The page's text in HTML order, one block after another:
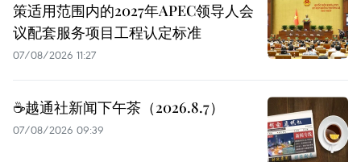
策适用范围内的2027年APEC领导人会
议配套服务项目工程认定标准
07/08/2026 11:27
☕️越通社新闻下午茶（2026.8.7）
07/08/2026 09:39